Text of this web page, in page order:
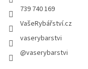
739 740 169
VašeRybářství.cz
vaserybarstvi
@vaserybarstvi